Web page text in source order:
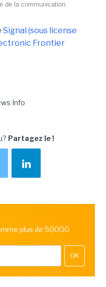
de la communication.
Signal (sous license
Frontier
Info
Partagez le !
plus de 50000
OK